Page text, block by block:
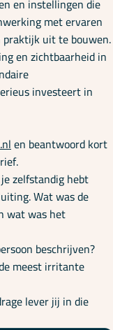
en instellingen die
met ervaren
praktijk uit te bouwen.
en zichtbaarheid in
investeert in
en beantwoord kort
zelfstandig hebt
Wat was de
wat was het
beschrijven?
meest irritante
lever jij in die